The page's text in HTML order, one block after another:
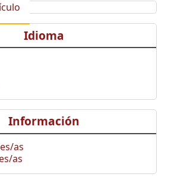
Idioma
Información
as
as